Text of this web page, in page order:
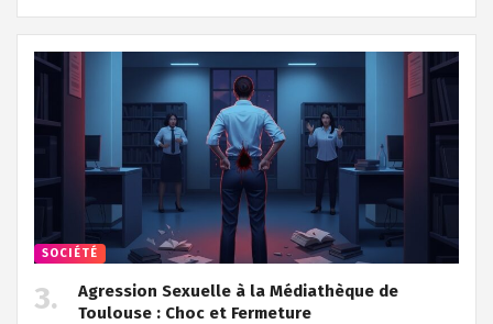
SOCIÉTÉ
Agression Sexuelle à la Médiathèque de
Toulouse : Choc et Fermeture